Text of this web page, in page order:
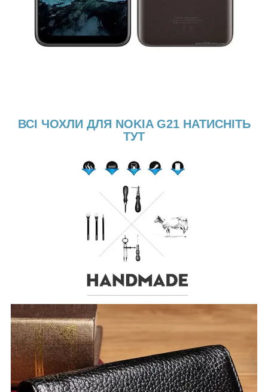
ВСІ ЧОХЛИ ДЛЯ NOKIA G21 НАТИСНІТЬ
ТУТ